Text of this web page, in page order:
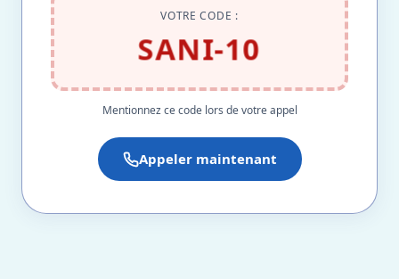
VOTRE CODE :
SANI-10
Mentionnez ce code lors de votre appel
Appeler maintenant